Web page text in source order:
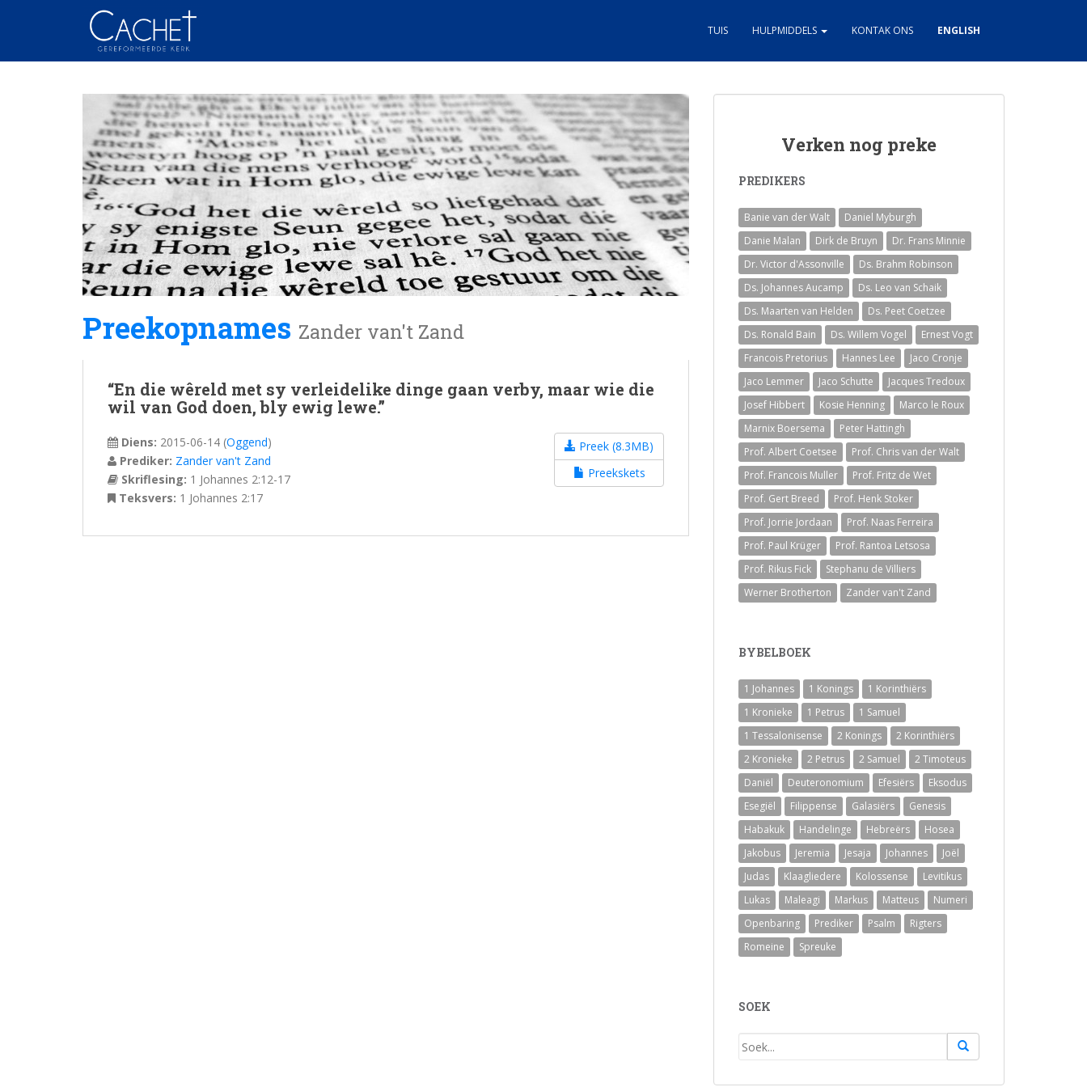
TUIS HULPMIDDELS KONTAK ONS ENGLISH
Preekopnames Zander van't Zand
“En die wêreld met sy verleidelike dinge gaan verby, maar wie die
wil van God doen, bly ewig lewe.”
Diens: 2015-06-14 (Oggend)
Prediker: Zander van't Zand
Skriflesing: 1 Johannes 2:12-17
Teksvers: 1 Johannes 2:17
Preek (8.3MB)
Preekskets
Verken nog preke
PREDIKERS
Banie van der Walt
Daniel Myburgh
Danie Malan
Dirk de Bruyn
Dr. Frans Minnie
Dr. Victor d'Assonville
Ds. Brahm Robinson
Ds. Johannes Aucamp
Ds. Leo van Schaik
Ds. Maarten van Helden
Ds. Peet Coetzee
Ds. Ronald Bain
Ds. Willem Vogel
Ernest Vogt
Francois Pretorius
Hannes Lee
Jaco Cronje
Jaco Lemmer
Jaco Schutte
Jacques Tredoux
Josef Hibbert
Kosie Henning
Marco le Roux
Marnix Boersema
Peter Hattingh
Prof. Albert Coetsee
Prof. Chris van der Walt
Prof. Francois Muller
Prof. Fritz de Wet
Prof. Gert Breed
Prof. Henk Stoker
Prof. Jorrie Jordaan
Prof. Naas Ferreira
Prof. Paul Krüger
Prof. Rantoa Letsosa
Prof. Rikus Fick
Stephanu de Villiers
Werner Brotherton
Zander van't Zand
BYBELBOEK
1 Johannes 1 Konings
1 Korinthiërs
1 Kronieke
1 Petrus
1 Samuel
1 Tessalonisense
2 Konings
2 Korinthiërs
2 Kronieke
2 Petrus 2 Samuel
2 Timoteus
Daniël
Deuteronomium Efesiërs
Eksodus
Esegiël
Filippense Galasiërs
Genesis
Habakuk
Handelinge Hebreërs
Hosea
Jakobus
Jeremia Jesaja Johannes
Joël
Judas
Klaagliedere Kolossense
Levitikus
Lukas
Maleagi Markus Matteus
Numeri
Openbaring
Prediker Psalm
Rigters
Romeine
Spreuke
SOEK